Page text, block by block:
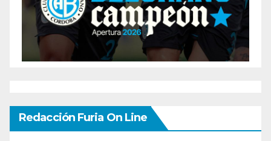
Redacción Furia On Line